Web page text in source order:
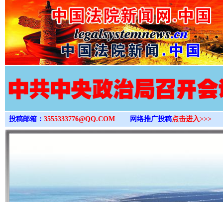
>
投稿邮箱： 3555333776@QQ.COM 网络推广投稿点击进入>>>